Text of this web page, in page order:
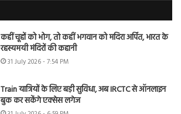
कहीं चूहों को भोग, तो कहीं भगवान को मदिरा अर्पित, भारत के
रहस्यमयी मंदिरों की कहानी
31 July 2026 - 7:54 PM
Train यात्रियों के लिए बड़ी सुविधा, अब IRCTC से ऑनलाइन
बुक कर सकेंगे एक्सेस लगेज